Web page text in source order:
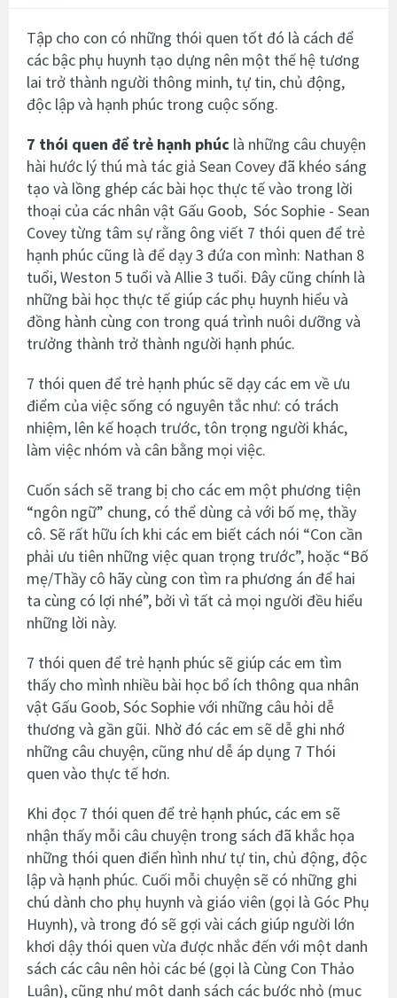
Tập cho con có những thói quen tốt đó là cách để
các bậc phụ huynh tạo dựng nên một thế hệ tương
lai trở thành người thông minh, tự tin, chủ động,
độc lập và hạnh phúc trong cuộc sống.
7 thói quen để trẻ hạnh phúc là những câu chuyện
hài hước lý thú mà tác giả Sean Covey đã khéo sáng
tạo và lồng ghép các bài học thực tế vào trong lời
thoại của các nhân vật Gấu Goob, Sóc Sophie - Sean
Covey từng tâm sự rằng ông viết 7 thói quen để trẻ
hạnh phúc cũng là để dạy 3 đứa con mình: Nathan 8
tuổi, Weston 5 tuổi và Allie 3 tuổi. Đây cũng chính là
những bài học thực tế giúp các phụ huynh hiểu và
đồng hành cùng con trong quá trình nuôi dưỡng và
trưởng thành trở thành người hạnh phúc.
7 thói quen để trẻ hạnh phúc sẽ dạy các em về ưu
điểm của việc sống có nguyên tắc như: có trách
nhiệm, lên kế hoạch trước, tôn trọng người khác,
làm việc nhóm và cân bằng mọi việc.
Cuốn sách sẽ trang bị cho các em một phương tiện
“ngôn ngữ” chung, có thể dùng cả với bố mẹ, thầy
cô. Sẽ rất hữu ích khi các em biết cách nói “Con cần
phải ưu tiên những việc quan trọng trước”, hoặc “Bố
mẹ/Thầy cô hãy cùng con tìm ra phương án để hai
ta cùng có lợi nhé”, bởi vì tất cả mọi người đều hiểu
những lời này.
7 thói quen để trẻ hạnh phúc sẽ giúp các em tìm
thấy cho mình nhiều bài học bổ ích thông qua nhân
vật Gấu Goob, Sóc Sophie với những câu hỏi dễ
thương và gần gũi. Nhờ đó các em sẽ dễ ghi nhớ
những câu chuyện, cũng như dễ áp dụng 7 Thói
quen vào thực tế hơn.
Khi đọc 7 thói quen để trẻ hạnh phúc, các em sẽ
nhận thấy mỗi câu chuyện trong sách đã khắc họa
những thói quen điển hình như tự tin, chủ động, độc
lập và hạnh phúc. Cuối mỗi chuyện sẽ có những ghi
chú dành cho phụ huynh và giáo viên (gọi là Góc Phụ
Huynh), và trong đó sẽ gợi vài cách giúp người lớn
khơi dậy thói quen vừa được nhắc đến với một danh
sách các câu nên hỏi các bé (gọi là Cùng Con Thảo
Luận), cũng như một danh sách các bước nhỏ (mục